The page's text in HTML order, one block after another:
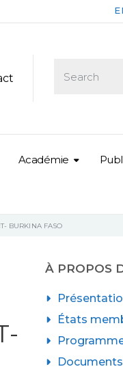
Académie
BURKINA FASO
À PROPOS
États